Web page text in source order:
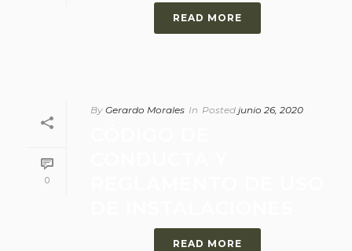
READ MORE
0
By Gerardo Morales In Posted junio 26, 2020
READ MORE